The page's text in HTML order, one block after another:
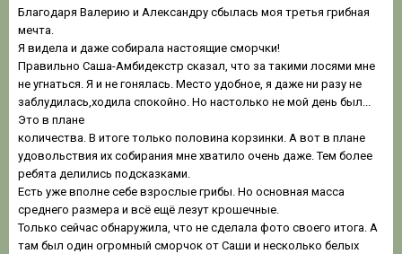
Благодаря Валерию и Александру сбылась моя третья грибная
мечта.
Я видела и даже собирала настоящие сморчки!
Правильно Саша-Амбидекстр сказал, что за такими лосями мне
не угнаться. Я и не гонялась. Место удобное, я даже ни разу не
заблудилась,ходила спокойно. Но настолько не мой день был...
Это в плане
количества. В итоге только половина корзинки. А вот в плане
удовольствия их собирания мне хватило очень даже. Тем более
ребята делились подсказками.
Есть уже вполне себе взрослые грибы. Но основная масса
среднего размера и всё ещё лезут крошечные.
Только сейчас обнаружила, что не сделала фото своего итога. А
там был один огромный сморчок от Саши и несколько белых